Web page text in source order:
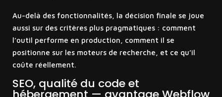
Au-delà des fonctionnalités, la décision finale se joue
aussi sur des critères plus pragmatiques : comment
l’outil performe en production, comment il se
positionne sur les moteurs de recherche, et ce qu’il
coûte réellement.
SEO, qualité du code et